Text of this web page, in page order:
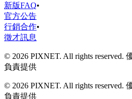
新版FAQ•
官方公告
行銷合作•
徵才訊息
© 2026 PIXNET. All rights reserved.
負責提供
© 2026 PIXNET. All rights reserved.
負責提供